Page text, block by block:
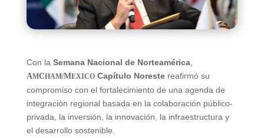
Con la Semana Nacional de Norteamérica,
AMCHAM/MEXICO Capítulo Norestereafirmó su
compromiso con el fortalecimiento de una agenda de
integración regional basada en la colaboración público-
privada, la inversión, la innovación, la infraestructura y
el desarrollo sostenible.